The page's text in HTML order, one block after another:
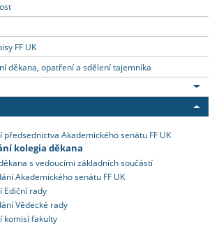
FF UK
děkana, opatření a sdělení tajemníka
předsednictva Akademického senátu FF UK
kolegia děkana
s vedoucími základních součástí
Akademického senátu FF UK
Ediční rady
Vědecké rady
komisí fakulty